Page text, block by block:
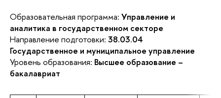
Образовательная программа: Управление и
аналитика в государственном секторе
Направление подготовки: 38.03.04
Государственное и муниципальное управление
Уровень образования: Высшее образование –
бакалавриат